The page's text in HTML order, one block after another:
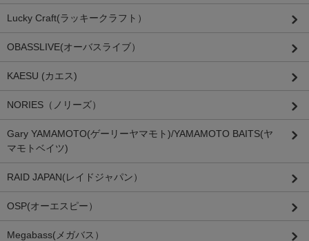
Lucky Craft(ラッキークラフト）
OBASSLIVE(オーバスライブ）
KAESU (カエス)
NORIES（ノリーズ）
Gary YAMAMOTO(ゲーリーヤマモト)/YAMAMOTO BAITS(ヤ
マモトベイツ)
RAID JAPAN(レイドジャパン）
OSP(オーエスピー）
Megabass(メガバス）